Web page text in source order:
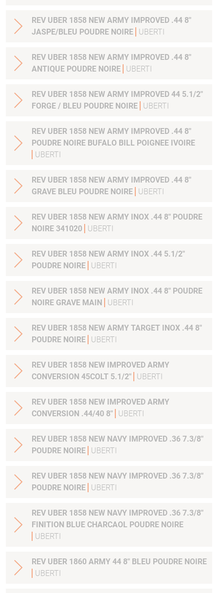
REV UBER 1858 NEW ARMY IMPROVED .44 8"
JASPE/BLEU POUDRE NOIRE
UBERTI
REV UBER 1858 NEW ARMY IMPROVED .44 8"
ANTIQUE POUDRE NOIRE
UBERTI
REV UBER 1858 NEW ARMY IMPROVED 44 5.1/2"
FORGE / BLEU POUDRE NOIRE
UBERTI
REV UBER 1858 NEW ARMY IMPROVED .44 8"
POUDRE NOIRE BUFALO BILL POIGNEE IVOIRE
UBERTI
REV UBER 1858 NEW ARMY IMPROVED .44 8"
GRAVE BLEU POUDRE NOIRE
UBERTI
REV UBER 1858 NEW ARMY INOX .44 8" POUDRE
NOIRE 341020
UBERTI
REV UBER 1858 NEW ARMY INOX .44 5.1/2"
POUDRE NOIRE
UBERTI
REV UBER 1858 NEW ARMY INOX .44 8" POUDRE
NOIRE GRAVE MAIN
UBERTI
REV UBER 1858 NEW ARMY TARGET INOX .44 8"
POUDRE NOIRE
UBERTI
REV UBER 1858 NEW IMPROVED ARMY
CONVERSION 45COLT 5.1/2"
UBERTI
REV UBER 1858 NEW IMPROVED ARMY
CONVERSION .44/40 8"
UBERTI
REV UBER 1858 NEW NAVY IMPROVED .36 7.3/8"
POUDRE NOIRE
UBERTI
REV UBER 1858 NEW NAVY IMPROVED .36 7.3/8"
POUDRE NOIRE
UBERTI
REV UBER 1858 NEW NAVY IMPROVED .36 7.3/8"
FINITION BLUE CHARCAOL POUDRE NOIRE
UBERTI
REV UBER 1860 ARMY 44 8" BLEU POUDRE NOIRE
UBERTI